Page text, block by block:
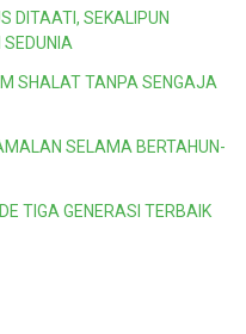
DITAATI, SEKALIPUN
SEDUNIA
SHALAT TANPA SENGAJA
SELAMA BERTAHUN-
TIGA GENERASI TERBAIK